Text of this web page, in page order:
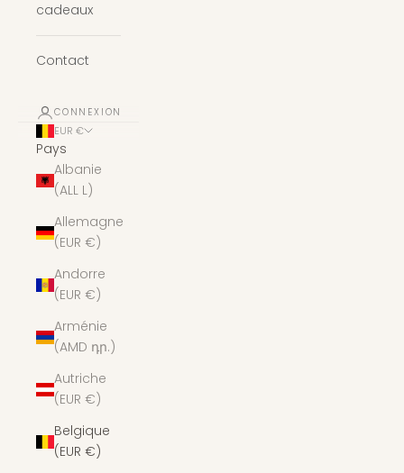
cadeaux
Contact
CONNEXION
EUR €
Pays
Albanie
(ALL L)
Allemagne
(EUR €)
Andorre
(EUR €)
Arménie
(AMD դր.)
Autriche
(EUR €)
Belgique
(EUR €)